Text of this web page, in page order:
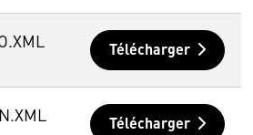
Télécharger
Télécharger